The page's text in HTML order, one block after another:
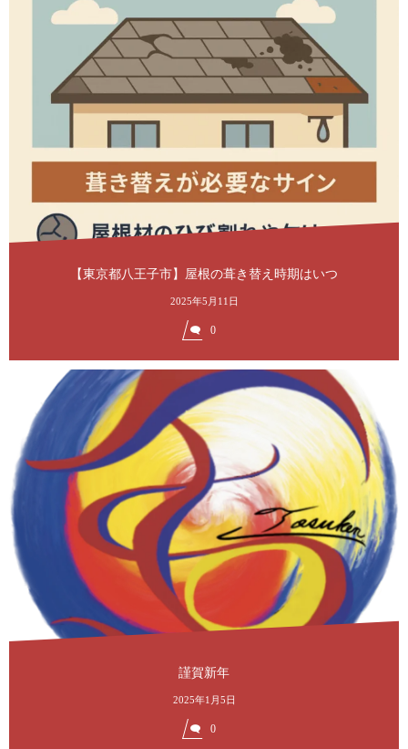
【東京都八王子市】屋根の葺き替え時期はいつ
2025年5月11日
0
謹賀新年
2025年1月5日
0